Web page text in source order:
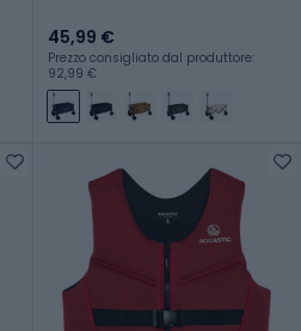
45,99 €
Prezzo consigliato dal produttore:
92,99 €